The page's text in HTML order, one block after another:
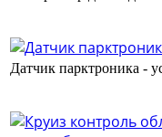
Датчик парктроника -